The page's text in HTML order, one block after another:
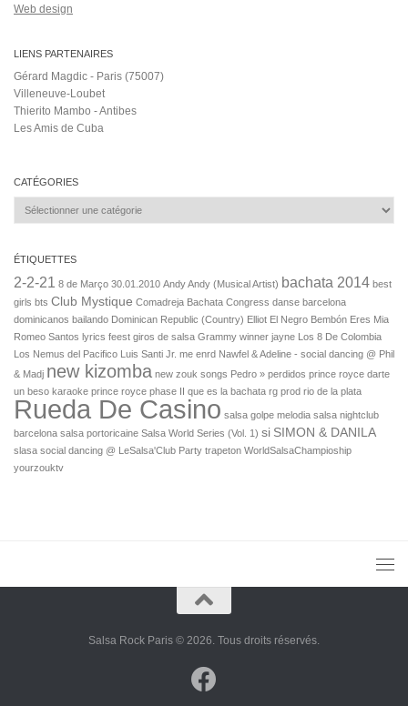
Web design
LIENS PARTENAIRES
Gérard Magdic - Paris (75007)
Villeneuve-Loubet
Thierito Mambo - Antibes
Les Amis de Cuba
CATÉGORIES
Catégories
ÉTIQUETTES
2-2-21 8 de Março 30.01.2010 Andy Andy (Musical Artist) bachata 2014 best
girls bts Club Mystique Comadreja Bachata Congress danse barcelona
dominicanos bailando Dominican Republic (Country) Elliot El Negro Bembón Eres Mia
Romeo Santos lyrics feest giros de salsa Grammy winner jayne
Los 8 De Colombia
Los Nemus del Pacifico
Luis Santi Jr. me enrd Nawfel & Adeline - social dancing @ Phil
& Madj new kizomba new zouk songs Pedro » perdidos prince royce darte
un beso karaoke prince royce phase II que es la bachata rg prod rio de la plata
Rueda De Casino salsa golpe melodia salsa nightclub
barcelona salsa portoricaine Salsa World Series (Vol. 1) si SIMON & DANILA
slasa social dancing @ LeSalsa'Club Party trapeton WorldSalsaChampioship
yourzouktv
Salsa Rock Paris © 2026. Tous droits réservés.